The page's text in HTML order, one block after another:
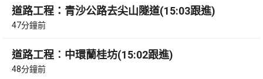
道路工程：青沙公路去尖山隧道(15:03跟進)
47分鐘前
道路工程︰中環蘭桂坊(15:02跟進)
48分鐘前